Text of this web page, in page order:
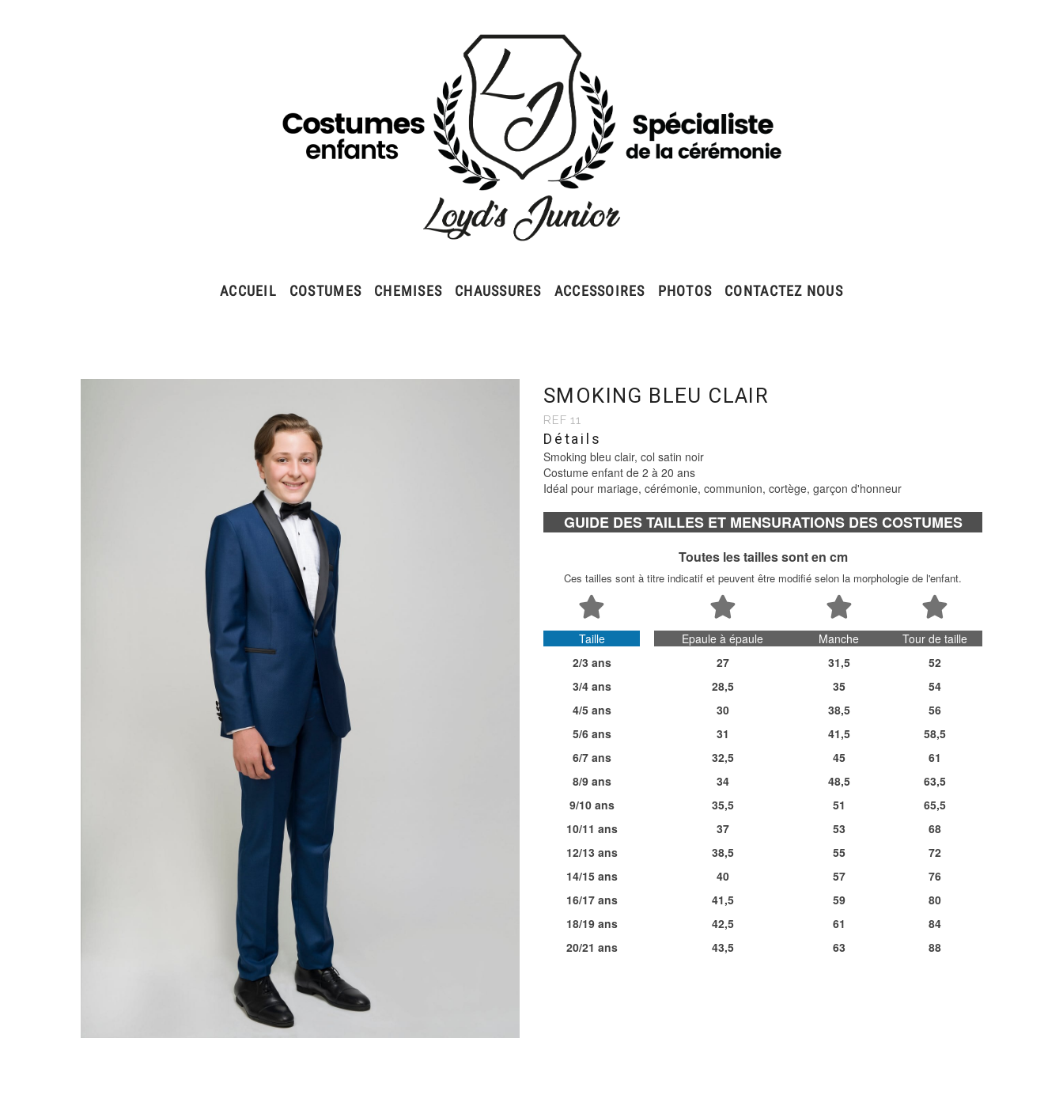
ACCUEIL COSTUMES CHEMISES CHAUSSURES ACCESSOIRES PHOTOS CONTACTEZ NOUS
SMOKING BLEU CLAIR
REF 11
Détails
Smoking bleu clair, col satin noir
Costume enfant de 2 à 20 ans
Idéal pour mariage, cérémonie, communion, cortège, garçon d'honneur
GUIDE DES TAILLES ET MENSURATIONS DES COSTUMES
Toutes les tailles sont en cm
Ces tailles sont à titre indicatif et peuvent être modifié selon la morphologie de l'enfant.
Taille
2/3 ans
3/4 ans
4/5 ans
5/6 ans
6/7 ans
8/9 ans
9/10 ans
10/11 ans
12/13 ans
14/15 ans
16/17 ans
18/19 ans
20/21 ans
Epaule à épaule
27
28,5
30
31
32,5
34
35,5
37
38,5
40
41,5
42,5
43,5
Manche
31,5
35
38,5
41,5
45
48,5
51
53
55
57
59
61
63
Tour de taille
52
54
56
58,5
61
63,5
65,5
68
72
76
80
84
88